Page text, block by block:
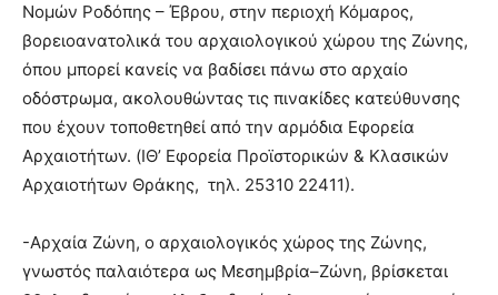
Νομών Ροδόπης – Έβρου, στην περιοχή Κόμαρος,
βορειοανατολικά του αρχαιολογικού χώρου της Ζώνης,
όπου μπορεί κανείς να βαδίσει πάνω στο αρχαίο
οδόστρωμα, ακολουθώντας τις πινακίδες κατεύθυνσης
που έχουν τοποθετηθεί από την αρμόδια Εφορεία
Αρχαιοτήτων. (ΙΘ’ Εφορεία Προϊστορικών & Κλασικών
Αρχαιοτήτων Θράκης, τηλ. 25310 22411).
-Αρχαία Ζώνη, ο αρχαιολογικός χώρος της Ζώνης,
γνωστός παλαιότερα ως Μεσημβρία–Ζώνη, βρίσκεται